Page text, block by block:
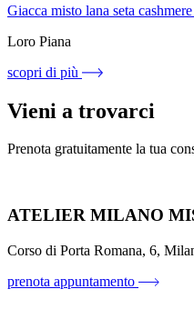
Giacca misto lana seta
Loro Piana
scopri di più
Vieni a trovarci
Prenota gratuitamente la tua
ATELIER MILANO
Corso di Porta Romana, 6,
prenota appuntamento